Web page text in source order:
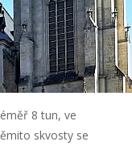
8 tun, ve
skvosty se